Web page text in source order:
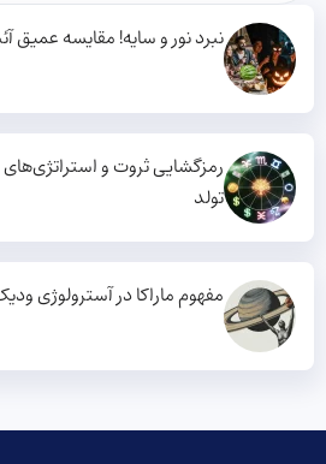
نبرد نور و سایه! مقایسه عمیق
رمزگشایی ثروت و
تولد
مفهوم ماراکا در آسترولوژی